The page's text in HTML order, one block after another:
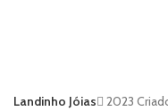
Landinho Jóias 2023